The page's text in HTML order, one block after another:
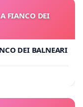
FIANCO DEI
DEI BALNEARI